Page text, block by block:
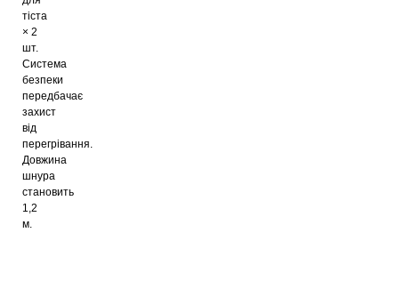
тіста
× 2
шт.
Система
безпеки
передбачає
захист
від
перегрівання.
Довжина
шнура
становить
1,2
м.